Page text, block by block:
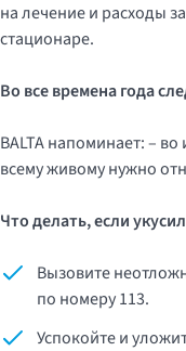
на лечение и расходы
стационаре.
Во все времена года
BALTA напоминает: –
всему живому нужно
Что делать, если
Вызовите
по номеру 113.
Успокойте и